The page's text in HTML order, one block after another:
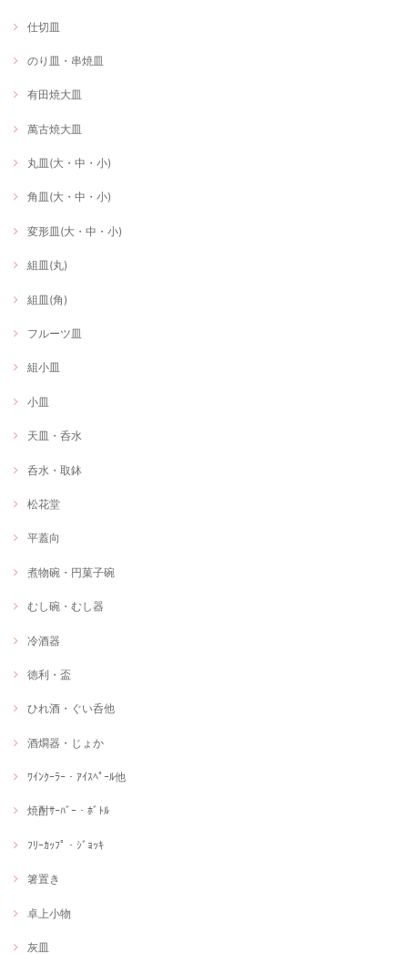
仕切皿
のり皿・串焼皿
有田焼大皿
萬古焼大皿
丸皿(大・中・小)
角皿(大・中・小)
変形皿(大・中・小)
組皿(丸)
組皿(角)
フルーツ皿
組小皿
小皿
天皿・呑水
呑水・取鉢
松花堂
平蓋向
煮物碗・円菓子碗
むし碗・むし器
冷酒器
徳利・盃
ひれ酒・ぐい呑他
酒燗器・じょか
ﾜｲﾝｸｰﾗｰ・ｱｲｽﾍﾟｰﾙ他
焼酎ｻｰﾊﾞｰ・ﾎﾞﾄﾙ
ﾌﾘｰｶｯﾌﾟ・ｼﾞｮｯｷ
箸置き
卓上小物
灰皿